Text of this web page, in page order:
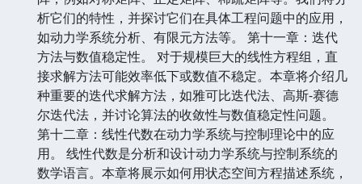
析它们的特性，并探讨它们在具体工程问题中的应用，
如动力学系统分析、有限元方法等。 第十一章：迭代
方法与数值稳定性。 对于规模巨大的线性方程组，直
接求解方法可能效率低下或数值不稳定。本章将介绍几
种重要的迭代求解方法，如雅可比迭代法、高斯-赛德
尔迭代法，并讨论算法的收敛性与数值稳定性问题。
第十二章：线性代数在动力学系统与控制理论中的应
用。 线性代数是分析和设计动力学系统与控制系统的
数学语言。本章将展示如何用状态空间方程描述系统，